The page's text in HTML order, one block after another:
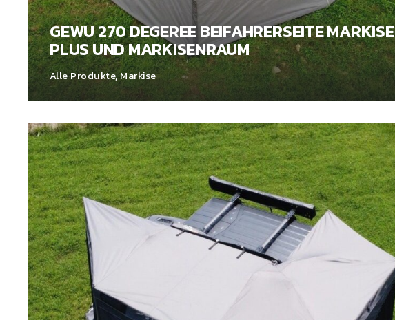
GEWU 270 DEGEREE BEIFAHRERSEITE MARKISE
PLUS UND MARKISENRAUM
Alle Produkte,Markise